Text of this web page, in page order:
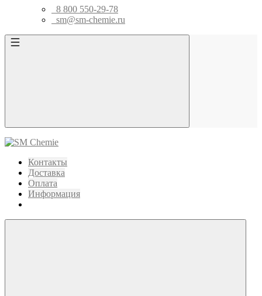
8 800 550-29-78
sm@sm-chemie.ru
Контакты
Доставка
Оплата
Информация